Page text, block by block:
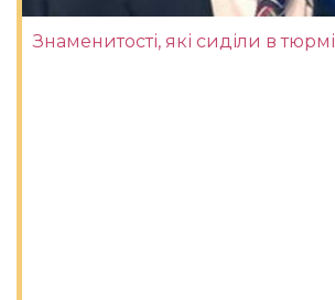
Знаменитості, які сиділи в тюрмі